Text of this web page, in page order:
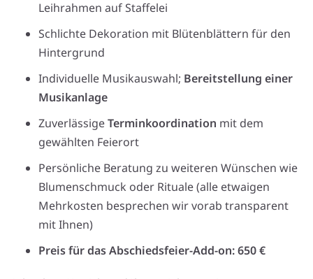
Leihrahmen auf Staffelei
Schlichte Dekoration mit Blütenblättern für den
Hintergrund
Individuelle Musikauswahl; Bereitstellung einer
Musikanlage
ZuverlässigeTerminkoordination mit dem
gewählten Feierort
Persönliche Beratung zu weiteren Wünschen wie
Blumenschmuck oder Rituale (alle etwaigen
Mehrkosten besprechen wir vorab transparent
mit Ihnen)
Preis für das Abschiedsfeier-Add-on: 650 €